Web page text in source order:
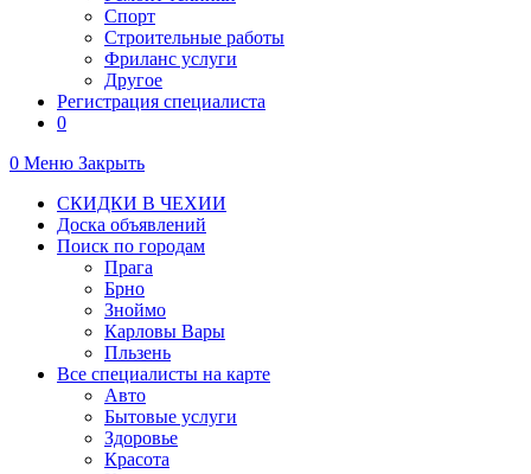
Спорт
Строительные работы
Фриланс услуги
Другое
Регистрация специалиста
0
0 Меню Закрыть
СКИДКИ В ЧЕХИИ
Доска объявлений
Поиск по городам
Прага
Брно
Зноймо
Карловы Вары
Пльзень
Все специалисты на карте
Авто
Бытовые услуги
Здоровье
Красота